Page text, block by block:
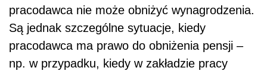
pracodawca nie może obniżyć wynagrodzenia.
Są jednak szczególne sytuacje, kiedy
pracodawca ma prawo do obniżenia pensji –
np. w przypadku, kiedy w zakładzie pracy